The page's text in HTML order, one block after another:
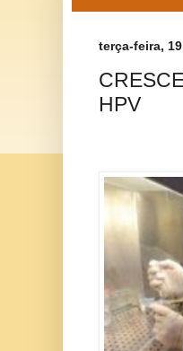
terça-feira,
HPV